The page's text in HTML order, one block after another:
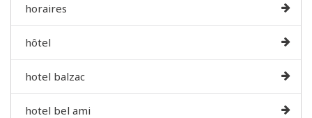
horaires
hôtel
hotel balzac
hotel bel ami